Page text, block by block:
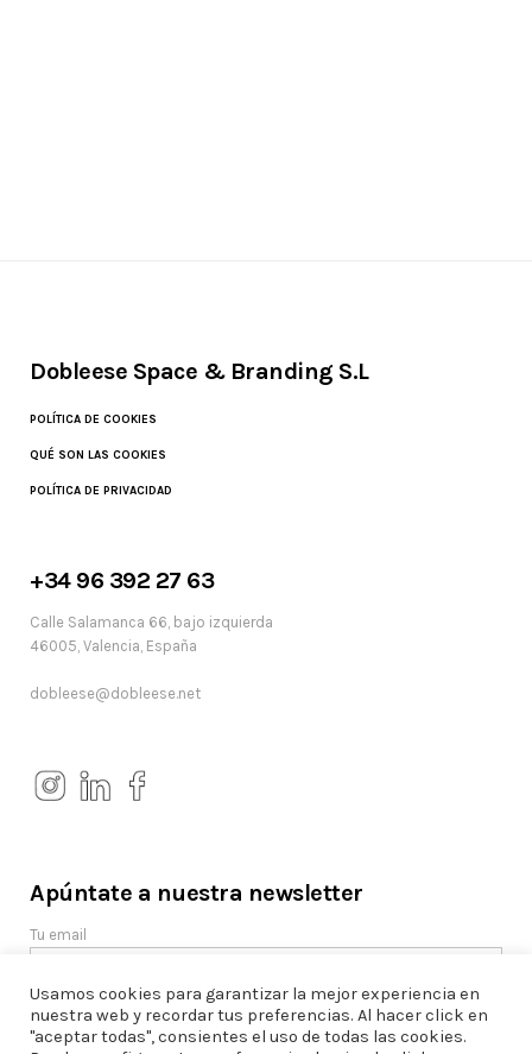
Dobleese Space & Branding S.L
POLÍTICA DE COOKIES
QUÉ SON LAS COOKIES
POLÍTICA DE PRIVACIDAD
+34 96 392 27 63
Calle Salamanca 66, bajo izquierda
46005, Valencia, España
dobleese@dobleese.net
Apúntate a nuestra newsletter
Tu email
Usamos cookies para garantizar la mejor experiencia en
nuestra web y recordar tus preferencias. Al hacer click en
"aceptar todas", consientes el uso de todas las cookies.